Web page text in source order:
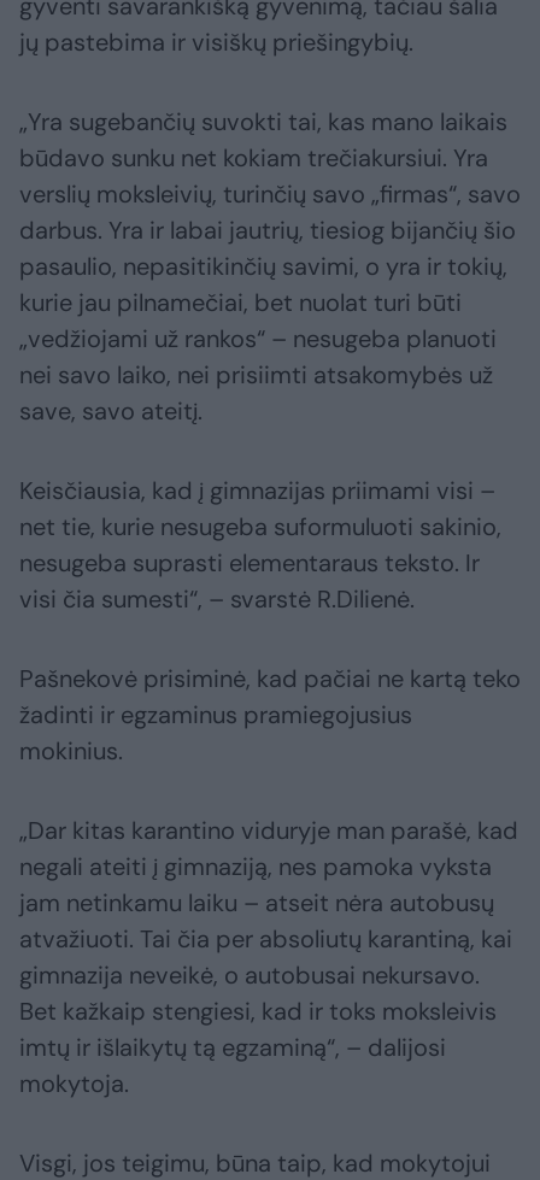
jų pastebima ir visiškų priešingybių.
„Yra sugebančių suvokti tai, kas mano laikais
būdavo sunku net kokiam trečiakursiui. Yra
verslių moksleivių, turinčių savo „firmas“, savo
darbus. Yra ir labai jautrių, tiesiog bijančių šio
pasaulio, nepasitikinčių savimi, o yra ir tokių,
kurie jau pilnamečiai, bet nuolat turi būti
„vedžiojami už rankos“ – nesugeba planuoti
nei savo laiko, nei prisiimti atsakomybės už
save, savo ateitį.
Keisčiausia, kad į gimnazijas priimami visi –
net tie, kurie nesugeba suformuluoti sakinio,
nesugeba suprasti elementaraus teksto. Ir
visi čia sumesti“, – svarstė R.Dilienė.
Pašnekovė prisiminė, kad pačiai ne kartą teko
žadinti ir egzaminus pramiegojusius
mokinius.
„Dar kitas karantino viduryje man parašė, kad
negali ateiti į gimnaziją, nes pamoka vyksta
jam netinkamu laiku – atseit nėra autobusų
atvažiuoti. Tai čia per absoliutų karantiną, kai
gimnazija neveikė, o autobusai nekursavo.
Bet kažkaip stengiesi, kad ir toks moksleivis
imtų ir išlaikytų tą egzaminą“, – dalijosi
mokytoja.
Visgi, jos teigimu, būna taip, kad mokytojui